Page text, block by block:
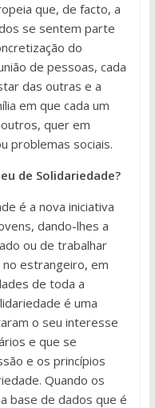
que, de facto, a
se sentem parte
do
de pessoas, cada
das outras e a
em que cada um
quer em
problemas sociais.
de Solidariedade?
é a nova iniciativa
dando-lhes a
ou de trabalhar
estrangeiro, em
de toda a
é uma
o seu interesse
e que se
e os princípios
Quando os
base de dados que é